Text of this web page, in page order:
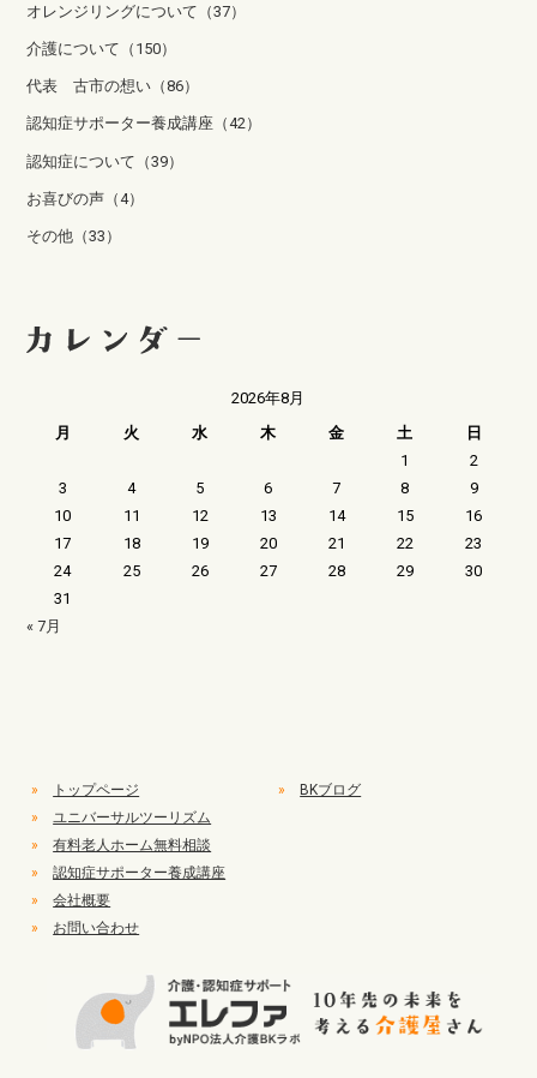
オレンジリングについて（37）
介護について（150）
代表 古市の想い（86）
認知症サポーター養成講座（42）
認知症について（39）
お喜びの声（4）
その他（33）
2026年8月
月
火 水 木 金 土
日
1
2
3
4 5 6 7 8
9
10
11 12 13 14 15
16
17
18 19 20 21 22
23
24
25 26 27 28 29
30
31
« 7月
»
トップページ
»
ユニバーサルツーリズム
»
有料老人ホーム無料相談
»
認知症サポーター養成講座
»
会社概要
»
お問い合わせ
» BKブログ